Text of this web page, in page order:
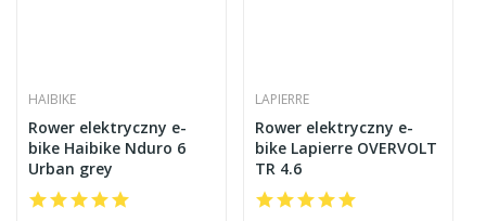
HAIBIKE
Rower elektryczny e-
bike Haibike Nduro 6
Urban grey
LAPIERRE
Rower elektryczny e-
bike Lapierre OVERVOLT
TR 4.6